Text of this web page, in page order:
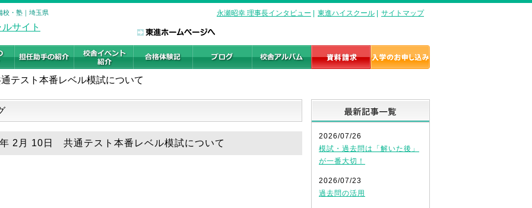
校・塾｜埼玉県 永瀬昭幸 理事長インタビュー 東進ハイスクール サイトマップ
テスト本番レベル模試について
2月 10日 共通テスト本番レベル模試について
2026/07/26
模試・過去問は「解いた後」
が一番大切！
2026/07/23
過去問の活用